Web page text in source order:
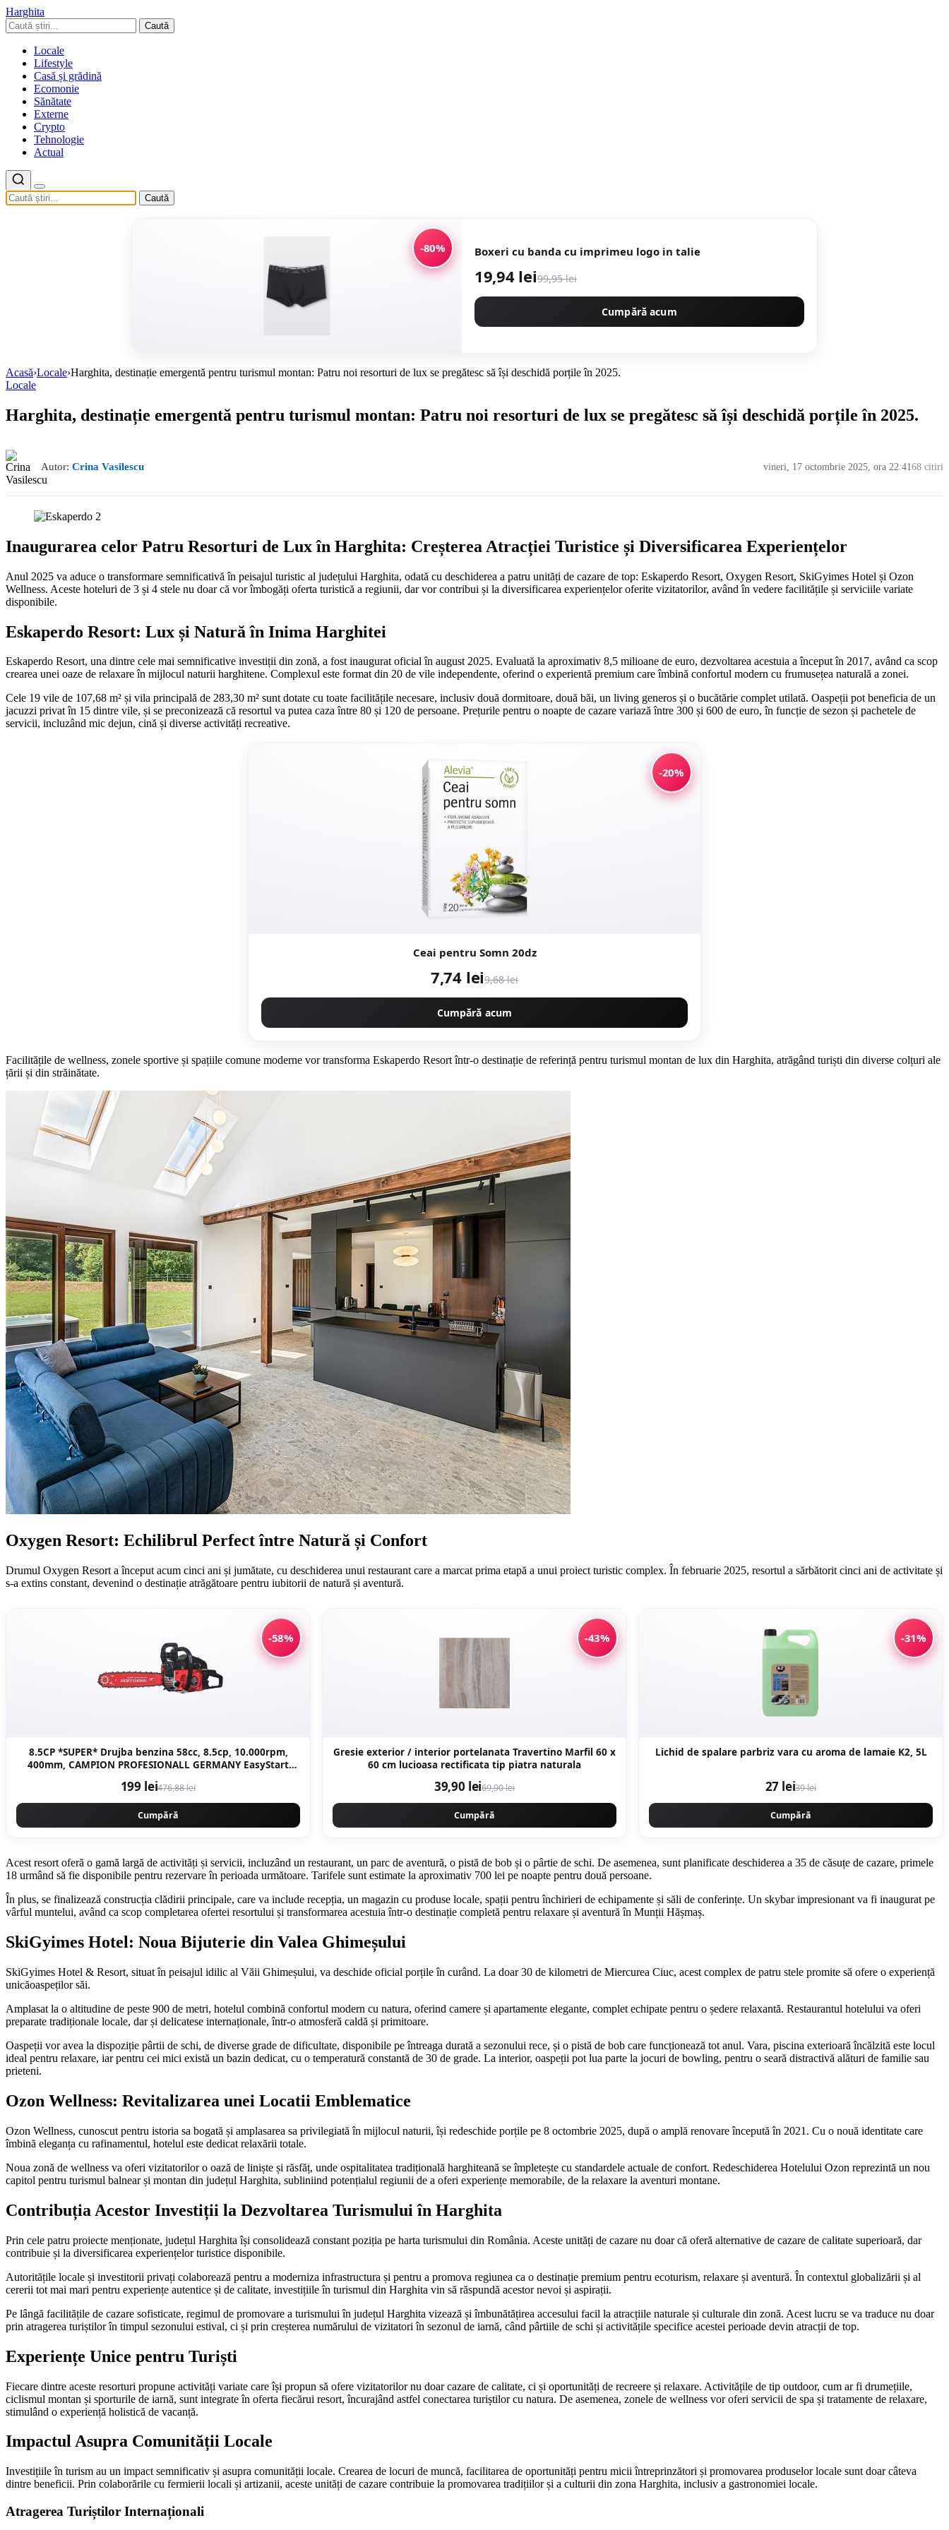
Harghita
Caută
Locale
Lifestyle
Casă și grădină
Ecomonie
Sănătate
Externe
Crypto
Tehnologie
Actual
Caută
-80% Boxeri cu banda cu imprimeu logo in talie
19,94 lei99,95 lei
Cumpără acum
Acasă›Locale›Harghita, destinație emergentă pentru turismul montan: Patru noi resorturi de lux se pregătesc să își deschidă porțile în 2025.
Locale
Harghita, destinație emergentă pentru turismul montan: Patru noi resorturi de lux se pregătesc să își deschidă porțile în 2025.
Autor: Crina Vasilescu vineri, 17 octombrie 2025, ora 22:41 68 citiri
Inaugurarea celor Patru Resorturi de Lux în Harghita: Creșterea Atracției Turistice și Diversificarea Experiențelor
Anul 2025 va aduce o transformare semnificativă în peisajul turistic al județului Harghita, odată cu deschiderea a patru unități de cazare de top: Eskaperdo Resort, Oxygen Resort, SkiGyimes Hotel și Ozon
Wellness. Aceste hoteluri de 3 și 4 stele nu doar că vor îmbogăți oferta turistică a regiunii, dar vor contribui și la diversificarea experiențelor oferite vizitatorilor, având în vedere facilitățile și serviciile variate
disponibile.
Eskaperdo Resort: Lux și Natură în Inima Harghitei
Eskaperdo Resort, una dintre cele mai semnificative investiții din zonă, a fost inaugurat oficial în august 2025. Evaluată la aproximativ 8,5 milioane de euro, dezvoltarea acestuia a început în 2017, având ca scop
crearea unei oaze de relaxare în mijlocul naturii harghitene. Complexul este format din 20 de vile independente, oferind o experientă premium care îmbină confortul modern cu frumusețea naturală a zonei.
Cele 19 vile de 107,68 m² și vila principală de 283,30 m² sunt dotate cu toate facilitățile necesare, inclusiv două dormitoare, două băi, un living generos și o bucătărie complet utilată. Oaspeții pot beneficia de un
jacuzzi privat în 15 dintre vile, și se preconizează că resortul va putea caza între 80 și 120 de persoane. Prețurile pentru o noapte de cazare variază între 300 și 600 de euro, în funcție de sezon și pachetele de
servicii, incluzând mic dejun, cină și diverse activități recreative.
-20%
Ceai pentru Somn 20dz
7,74 lei9,68 lei
Cumpără acum
Facilitățile de wellness, zonele sportive și spațiile comune moderne vor transforma Eskaperdo Resort într-o destinație de referință pentru turismul montan de lux din Harghita, atrăgând turiști din diverse colțuri ale
țării și din străinătate.
Oxygen Resort: Echilibrul Perfect între Natură și Confort
Drumul Oxygen Resort a început acum cinci ani și jumătate, cu deschiderea unui restaurant care a marcat prima etapă a unui proiect turistic complex. În februarie 2025, resortul a sărbătorit cinci ani de activitate și
s-a extins constant, devenind o destinație atrăgătoare pentru iubitorii de natură și aventură.
-58%
8.5CP *SUPER* Drujba benzina 58cc, 8.5cp, 10.000rpm,
400mm, CAMPION PROFESIONALL GERMANY EasyStart
199 lei476,88 lei
Cumpără
-43%
Gresie exterior / interior portelanata Travertino Marfil 60 x
60 cm lucioasa rectificata tip piatra naturala
39,90 lei69,90 lei
Cumpără
-31%
Lichid de spalare parbriz vara cu aroma de lamaie K2, 5L
27 lei39 lei
Cumpără
Acest resort oferă o gamă largă de activități și servicii, incluzând un restaurant, un parc de aventură, o pistă de bob și o pârtie de schi. De asemenea, sunt planificate deschiderea a 35 de căsuțe de cazare, primele
18 urmând să fie disponibile pentru rezervare în perioada următoare. Tarifele sunt estimate la aproximativ 700 lei pe noapte pentru două persoane.
În plus, se finalizează construcția clădirii principale, care va include recepția, un magazin cu produse locale, spații pentru închirieri de echipamente și săli de conferințe. Un skybar impresionant va fi inaugurat pe
vârful muntelui, având ca scop completarea ofertei resortului și transformarea acestuia într-o destinație completă pentru relaxare și aventură în Munții Hășmaș.
SkiGyimes Hotel: Noua Bijuterie din Valea Ghimeșului
SkiGyimes Hotel & Resort, situat în peisajul idilic al Văii Ghimeșului, va deschide oficial porțile în curând. La doar 30 de kilometri de Miercurea Ciuc, acest complex de patru stele promite să ofere o experiență
unicăoaspeților săi.
Amplasat la o altitudine de peste 900 de metri, hotelul combină confortul modern cu natura, oferind camere și apartamente elegante, complet echipate pentru o ședere relaxantă. Restaurantul hotelului va oferi
preparate tradiționale locale, dar și delicatese internaționale, într-o atmosferă caldă și primitoare.
Oaspeții vor avea la dispoziție pârtii de schi, de diverse grade de dificultate, disponibile pe întreaga durată a sezonului rece, și o pistă de bob care funcționează tot anul. Vara, piscina exterioară încălzită este locul
ideal pentru relaxare, iar pentru cei mici există un bazin dedicat, cu o temperatură constantă de 30 de grade. La interior, oaspeții pot lua parte la jocuri de bowling, pentru o seară distractivă alături de familie sau
prieteni.
Ozon Wellness: Revitalizarea unei Locatii Emblematice
Ozon Wellness, cunoscut pentru istoria sa bogată și amplasarea sa privilegiată în mijlocul naturii, își redeschide porțile pe 8 octombrie 2025, după o amplă renovare începută în 2021. Cu o nouă identitate care
îmbină eleganța cu rafinamentul, hotelul este dedicat relaxării totale.
Noua zonă de wellness va oferi vizitatorilor o oază de liniște și răsfăț, unde ospitalitatea tradițională harghiteană se împletește cu standardele actuale de confort. Redeschiderea Hotelului Ozon reprezintă un nou
capitol pentru turismul balnear și montan din județul Harghita, subliniind potențialul regiunii de a oferi experiențe memorabile, de la relaxare la aventuri montane.
Contribuția Acestor Investiții la Dezvoltarea Turismului în Harghita
Prin cele patru proiecte menționate, județul Harghita își consolidează constant poziția pe harta turismului din România. Aceste unități de cazare nu doar că oferă alternative de cazare de calitate superioară, dar
contribuie și la diversificarea experiențelor turistice disponibile.
Autoritățile locale și investitorii privați colaborează pentru a moderniza infrastructura și pentru a promova regiunea ca o destinație premium pentru ecoturism, relaxare și aventură. În contextul globalizării și al
cererii tot mai mari pentru experiențe autentice și de calitate, investițiile în turismul din Harghita vin să răspundă acestor nevoi și aspirații.
Pe lângă facilitățile de cazare sofisticate, regimul de promovare a turismului în județul Harghita vizează și îmbunătățirea accesului facil la atracțiile naturale și culturale din zonă. Acest lucru se va traduce nu doar
prin atragerea turiștilor în timpul sezonului estival, ci și prin creșterea numărului de vizitatori în sezonul de iarnă, când pârtiile de schi și activitățile specifice acestei perioade devin atracții de top.
Experiențe Unice pentru Turiști
Fiecare dintre aceste resorturi propune activități variate care își propun să ofere vizitatorilor nu doar cazare de calitate, ci și oportunități de recreere și relaxare. Activitățile de tip outdoor, cum ar fi drumețiile,
ciclismul montan și sporturile de iarnă, sunt integrate în oferta fiecărui resort, încurajând astfel conectarea turiștilor cu natura. De asemenea, zonele de wellness vor oferi servicii de spa și tratamente de relaxare,
stimulând o experiență holistică de vacanță.
Impactul Asupra Comunității Locale
Investițiile în turism au un impact semnificativ și asupra comunității locale. Crearea de locuri de muncă, facilitarea de oportunități pentru micii întreprinzători și promovarea produselor locale sunt doar câteva
dintre beneficii. Prin colaborările cu fermierii locali și artizanii, aceste unități de cazare contribuie la promovarea tradițiilor și a culturii din zona Harghita, inclusiv a gastronomiei locale.
Atragerea Turiștilor Internaționali